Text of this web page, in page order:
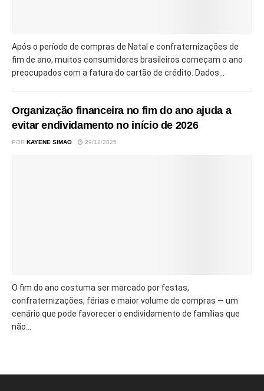
Após o período de compras de Natal e confraternizações de
fim de ano, muitos consumidores brasileiros começam o ano
preocupados com a fatura do cartão de crédito. Dados...
Organização financeira no fim do ano ajuda a
evitar endividamento no início de 2026
POR KAYENE SIMAO 29/12/2025
O fim do ano costuma ser marcado por festas,
confraternizações, férias e maior volume de compras — um
cenário que pode favorecer o endividamento de famílias que
não...